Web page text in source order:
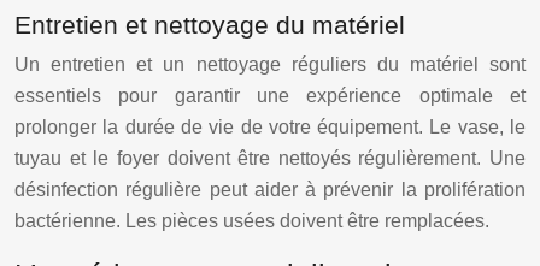
Entretien et nettoyage du matériel
Un entretien et un nettoyage réguliers du matériel sont
essentiels pour garantir une expérience optimale et
prolonger la durée de vie de votre équipement. Le vase, le
tuyau et le foyer doivent être nettoyés régulièrement. Une
désinfection régulière peut aider à prévenir la prolifération
bactérienne. Les pièces usées doivent être remplacées.